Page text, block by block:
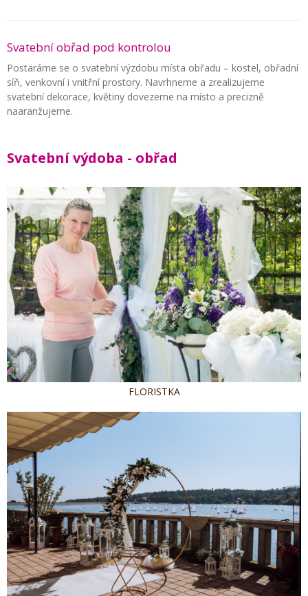
Svatební obřad pod kontrolou
Postaráme se o svatební výzdobu místa obřadu – kostel, obřadní
síň, venkovní i vnitřní prostory. Navrhneme a zrealizujeme
svatební dekorace, květiny dovezeme na místo a precizně
naaranžujeme.
Svatební výdoba - obřad
FLORISTKA